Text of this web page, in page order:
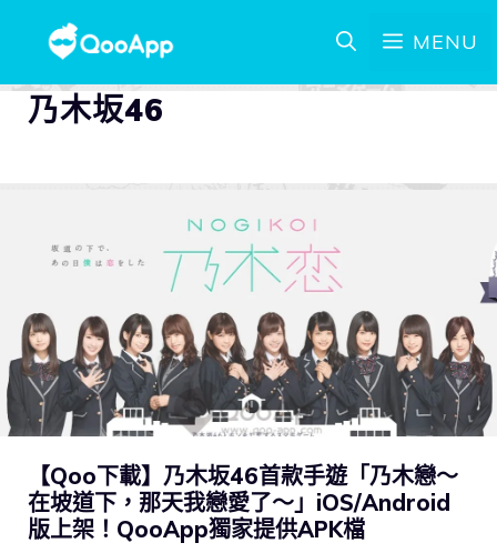
MENU
乃木坂46
【Qoo下載】乃木坂46首款手遊「乃木戀～
在坡道下，那天我戀愛了～」iOS/Android
版上架！QooApp獨家提供APK檔